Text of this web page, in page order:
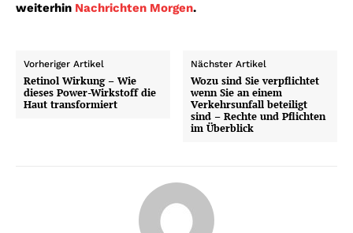
weiterhin Nachrichten Morgen.
Vorheriger Artikel
Retinol Wirkung – Wie
dieses Power-Wirkstoff die
Haut transformiert
Nächster Artikel
Wozu sind Sie verpflichtet
wenn Sie an einem
Verkehrsunfall beteiligt
sind – Rechte und Pflichten
im Überblick